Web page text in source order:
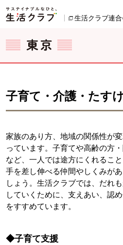
ページの先頭です。
生活クラブ連
ここからサイト内共通メニューです
サイト内共通メニューをスキップす
サイト内共通メニューここまで。
子育て・介護・たす
家族のあり方、地域の関係性が
っています。子育てや高齢の方
など、一人では途方にくれるこ
手を差し伸べる仲間やしくみが
しょう。生活クラブでは、だれ
していくために、支えあい、認
をすすめています。
◆子育て支援